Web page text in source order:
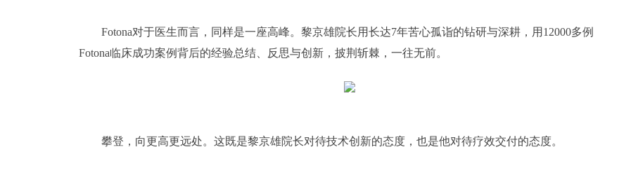
Fotona对于医生而言，同样是一座高峰。黎京雄院长用长达7年苦心孤诣的钻研与深耕，用12000多例
Fotona临床成功案例背后的经验总结、反思与创新，披荆斩棘，一往无前。
攀登，向更高更远处。这既是黎京雄院长对待技术创新的态度，也是他对待疗效交付的态度。